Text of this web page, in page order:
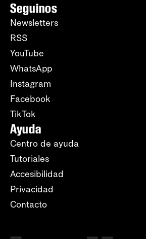
Seguinos
Newsletters
RSS
YouTube
WhatsApp
Instagram
Facebook
TikTok
Ayuda
Centro de ayuda
Tutoriales
Accesibilidad
Privacidad
Contacto